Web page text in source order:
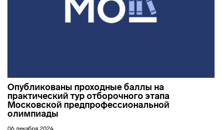
Опубликованы проходные баллы на
практический тур отборочного этапа
Московской предпрофессиональной
олимпиады